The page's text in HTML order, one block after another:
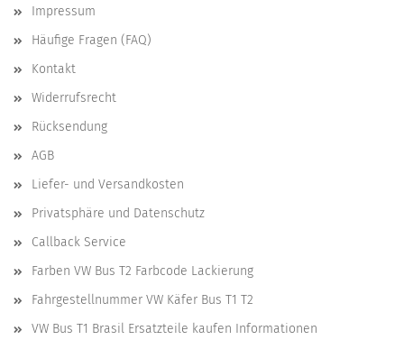
Impressum
Häufige Fragen (FAQ)
Kontakt
Widerrufsrecht
Rücksendung
AGB
Liefer- und Versandkosten
Privatsphäre und Datenschutz
Callback Service
Farben VW Bus T2 Farbcode Lackierung
Fahrgestellnummer VW Käfer Bus T1 T2
VW Bus T1 Brasil Ersatzteile kaufen Informationen